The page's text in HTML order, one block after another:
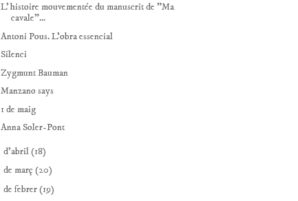
L'histoire mouvementée du manuscrit de "Ma
cavale"...
Antoni Pous. L'obra essencial
Silenci
Zygmunt Bauman
Manzano says
1 de maig
Anna Soler-Pont
d’abril(18)
de març (20)
de febrer(19)